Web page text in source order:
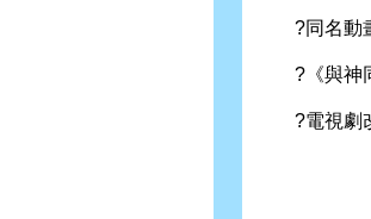
?同名動畫
?《與神同
?電視劇